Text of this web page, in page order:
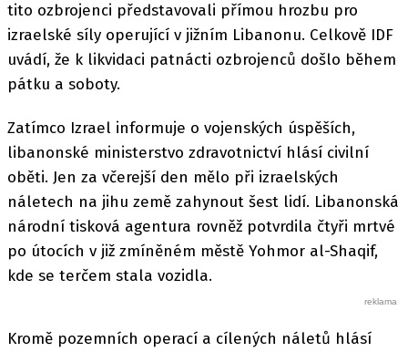
tito ozbrojenci představovali přímou hrozbu pro
izraelské síly operující v jižním Libanonu. Celkově IDF
uvádí, že k likvidaci patnácti ozbrojenců došlo během
pátku a soboty.
Zatímco Izrael informuje o vojenských úspěších,
libanonské ministerstvo zdravotnictví hlásí civilní
oběti. Jen za včerejší den mělo při izraelských
náletech na jihu země zahynout šest lidí. Libanonská
národní tisková agentura rovněž potvrdila čtyři mrtvé
po útocích v již zmíněném městě Yohmor al-Shaqif,
kde se terčem stala vozidla.
Kromě pozemních operací a cílených náletů hlásí